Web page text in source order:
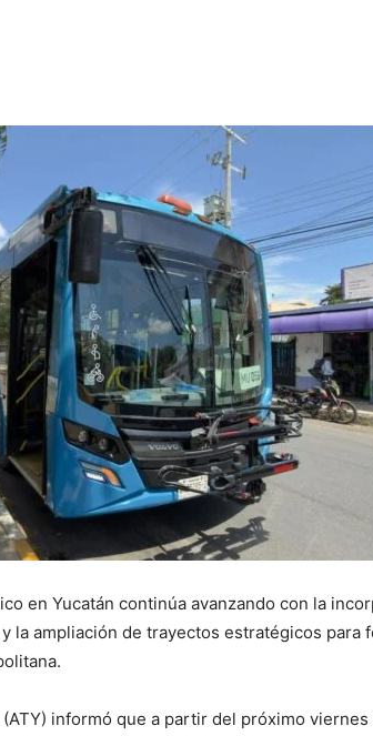
en Yucatán continúa avanzando con la
la ampliación de trayectos estratégicos para
informó que a partir del próximo viernes